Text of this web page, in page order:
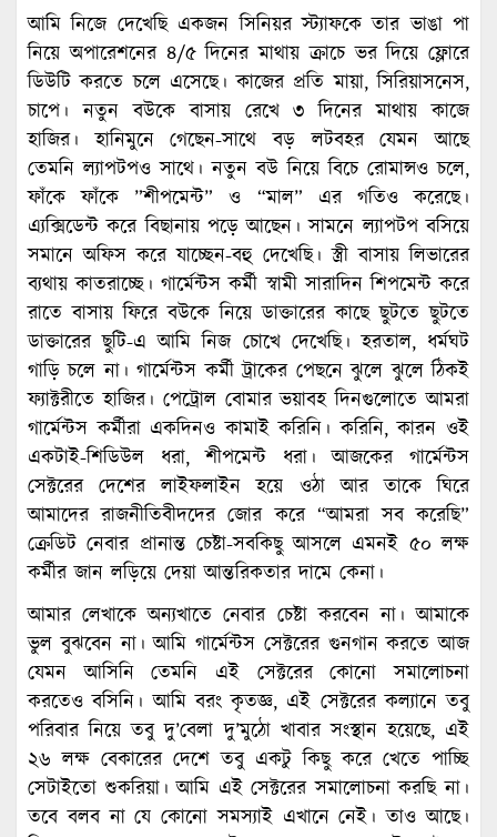
আমি নিজে দেখেছি একজন সিনিয়র স্ট্যাফকে তার ভাঙা পা
নিয়ে অপারেশনের ৪/৫ দিনের মাথায় ক্রাচে ভর দিয়ে ফ্লোরে
ডিউটি করতে চলে এসেছে। কাজের প্রতি মায়া, সিরিয়াসনেস,
চাপে। নতুন বউকে বাসায় রেখে ৩ দিনের মাথায় কাজে
হাজির। হানিমুনে গেছেন-সাথে বড় লটবহর যেমন আছে
তেমনি ল্যাপটপও সাথে। নতুন বউ নিয়ে বিচে রোমান্সও চলে,
ফাঁকে ফাঁকে ”শীপমেন্ট” ও “মাল” এর গতিও করেছে।
এ্যক্সিডেন্ট করে বিছানায় পড়ে আছেন। সামনে ল্যাপটপ বসিয়ে
সমানে অফিস করে যাচ্ছেন-বহু দেখেছি। স্ত্রী বাসায় লিভারের
ব্যথায় কাতরাচ্ছে। গার্মেন্টস কর্মী স্বামী সারাদিন শিপমেন্ট করে
রাতে বাসায় ফিরে বউকে নিয়ে ডাক্তারের কাছে ছুটতে ছুটতে
ডাক্তারের ছুটি-এ আমি নিজ চোখে দেখেছি। হরতাল, ধর্মঘট
গাড়ি চলে না। গার্মেন্টস কর্মী ট্রাকের পেছনে ঝুলে ঝুলে ঠিকই
ফ্যাক্টরীতে হাজির। পেট্রোল বোমার ভয়াবহ দিনগুলোতে আমরা
গার্মেন্টস কর্মীরা একদিনও কামাই করিনি। করিনি, কারন ওই
একটাই-শিডিউল ধরা, শীপমেন্ট ধরা। আজকের গার্মেন্টস
সেক্টরের দেশের লাইফলাইন হয়ে ওঠা আর তাকে ঘিরে
আমাদের রাজনীতিবীদদের জোর করে “আমরা সব করেছি”
ক্রেডিট নেবার প্রানান্ত চেষ্টা-সবকিছু আসলে এমনই ৫০ লক্ষ
কর্মীর জান লড়িয়ে দেয়া আন্তরিকতার দামে কেনা।
আমার লেখাকে অন্যখাতে নেবার চেষ্টা করবেন না। আমাকে
ভুল বুঝবেন না। আমি গার্মেন্টস সেক্টরের গুনগান করতে আজ
যেমন আসিনি তেমনি এই সেক্টরের কোনো সমালোচনা
করতেও বসিনি। আমি বরং কৃতজ্ঞ, এই সেক্টরের কল্যানে তবু
পরিবার নিয়ে তবু দু’বেলা দু’মুঠো খাবার সংস্থান হয়েছে, এই
২৬ লক্ষ বেকারের দেশে তবু একটু কিছু করে খেতে পাচ্ছি
সেটাইতো শুকরিয়া। আমি এই সেক্টরের সমালোচনা করছি না।
তবে বলব না যে কোনো সমস্যাই এখানে নেই। তাও আছে।